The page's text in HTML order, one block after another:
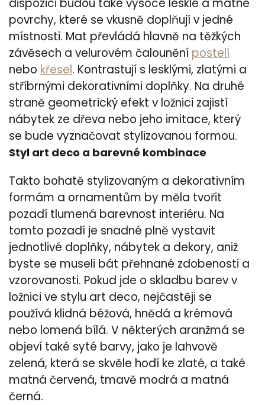
dispozici budou také vysoce lesklé a matné
povrchy, které se vkusně doplňují v jedné
místnosti. Mat převládá hlavně na těžkých
závěsech a velurovém čalounění postelí
nebo křesel. Kontrastují s lesklými, zlatými a
stříbrnými dekorativními doplňky. Na druhé
straně geometrický efekt v ložnici zajistí
nábytek ze dřeva nebo jeho imitace, který
se bude vyznačovat stylizovanou formou.
Styl art deco a barevné kombinace
Takto bohatě stylizovaným a dekorativním
formám a ornamentům by měla tvořit
pozadí tlumená barevnost interiéru. Na
tomto pozadí je snadné plně vystavit
jednotlivé doplňky, nábytek a dekory, aniž
byste se museli bát přehnané zdobenosti a
vzorovanosti. Pokud jde o skladbu barev v
ložnici ve stylu art deco, nejčastěji se
používá klidná béžová, hnědá a krémová
nebo lomená bílá. V některých aranžmá se
objeví také syté barvy, jako je lahvově
zelená, která se skvěle hodí ke zlaté, a také
matná červená, tmavě modrá a matná
černá.